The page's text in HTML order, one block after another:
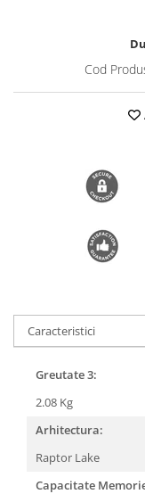
Cod
Caracteristici
Greutate 3:
2.08 Kg
Arhitectura:
Raptor Lake
Capacitate